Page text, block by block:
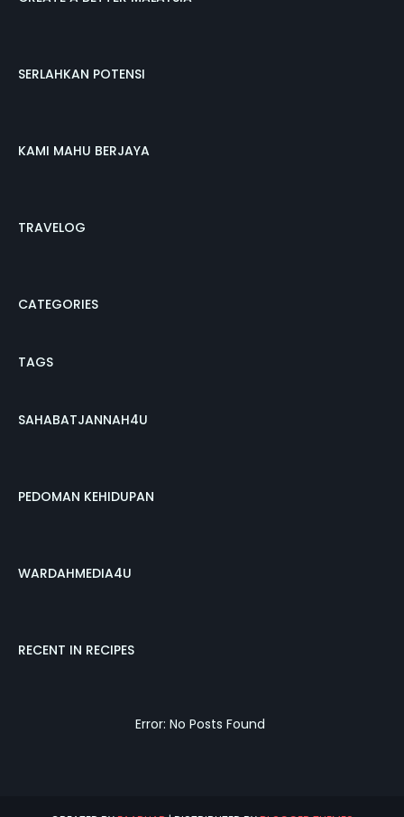
SERLAHKAN POTENSI
KAMI MAHU BERJAYA
TRAVELOG
CATEGORIES
TAGS
SAHABATJANNAH4U
PEDOMAN KEHIDUPAN
WARDAHMEDIA4U
RECENT IN RECIPES
Error: No Posts Found